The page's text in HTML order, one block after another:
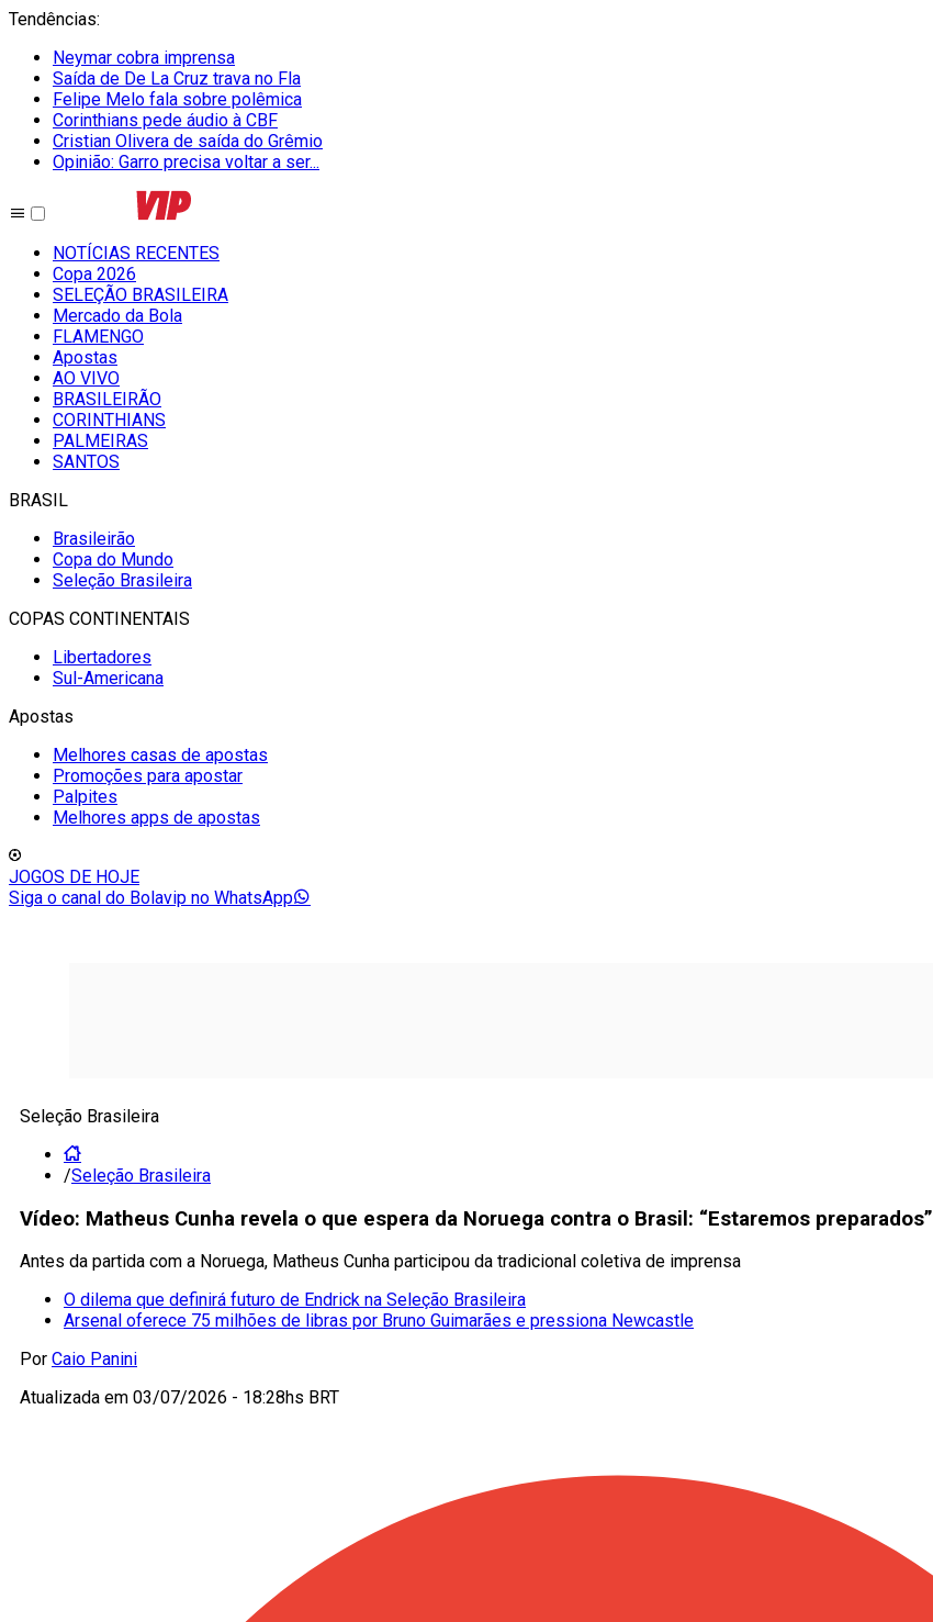
Tendências:
Neymar cobra imprensa
Saída de De La Cruz trava no Fla
Felipe Melo fala sobre polêmica
Corinthians pede áudio à CBF
Cristian Olivera de saída do Grêmio
Opinião: Garro precisa voltar a ser...
NOTÍCIAS RECENTES
Copa 2026
SELEÇÃO BRASILEIRA
Mercado da Bola
FLAMENGO
Apostas
AO VIVO
BRASILEIRÃO
CORINTHIANS
PALMEIRAS
SANTOS
BRASIL
Brasileirão
Copa do Mundo
Seleção Brasileira
COPAS CONTINENTAIS
Libertadores
Sul-Americana
Apostas
Melhores casas de apostas
Promoções para apostar
Palpites
Melhores apps de apostas
JOGOS DE HOJE
Siga o canal do Bolavip no WhatsApp
Seleção Brasileira
/Seleção Brasileira
Vídeo: Matheus Cunha revela o que espera da Noruega contra o Brasil: “Estaremos preparados”
Antes da partida com a Noruega, Matheus Cunha participou da tradicional coletiva de imprensa
O dilema que definirá futuro de Endrick na Seleção Brasileira
Arsenal oferece 75 milhões de libras por Bruno Guimarães e pressiona Newcastle
Por Caio Panini
Atualizada em 03/07/2026 - 18:28hs BRT